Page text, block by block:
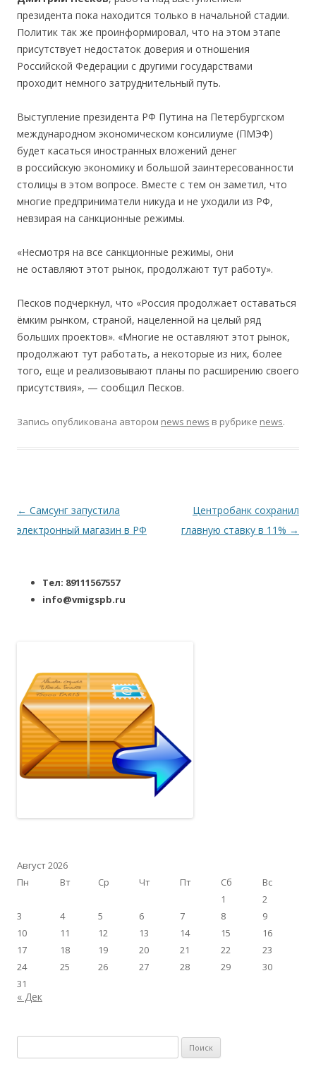
президента пока находится только в начальной стадии.
Политик так же проинформировал, что на этом этапе
присутствует недостаток доверия и отношения
Российской Федерации с другими государствами
проходит немного затруднительный путь.
Выступление президента РФ Путина на Петербургском
международном экономическом консилиуме (ПМЭФ)
будет касаться иностранных вложений денег
в российскую экономику и большой заинтересованности
столицы в этом вопросе. Вместе с тем он заметил, что
многие предприниматели никуда и не уходили из РФ,
невзирая на санкционные режимы.
«Несмотря на все санкционные режимы, они
не оставляют этот рынок, продолжают тут работу».
Песков подчеркнул, что «Россия продолжает оставаться
ёмким рынком, страной, нацеленной на целый ряд
больших проектов». «Многие не оставляют этот рынок,
продолжают тут работать, а некоторые из них, более
того, еще и реализовывают планы по расширению своего
присутствия», — сообщил Песков.
Запись опубликована автором news news в рубрике news.
Навигация по записям
← Самсунг запустила
электронный магазин в РФ
Центробанк сохранил
главную ставку в 11% →
Тел: 89111567557
info@vmigspb.ru
Август 2026
Пн
Вт Ср Чт Пт Сб
Вс
1
2
3
4 5 6 7 8
9
10
11 12 13 14 15
16
17
18 19 20 21 22
23
24
25 26 27 28 29
30
31
« Дек